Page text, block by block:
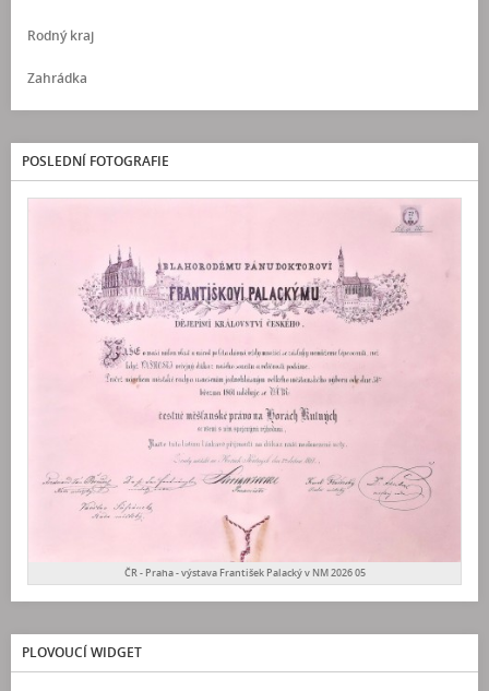
Rodný kraj
Zahrádka
POSLEDNÍ FOTOGRAFIE
ČR - Praha - výstava František Palacký v NM 2026 05
PLOVOUCÍ WIDGET